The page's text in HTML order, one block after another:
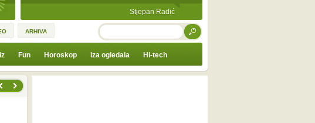
Stjepan Radić
ARHIVA TRAŽI
Fun Horoskop Iza ogledala Hi-tech